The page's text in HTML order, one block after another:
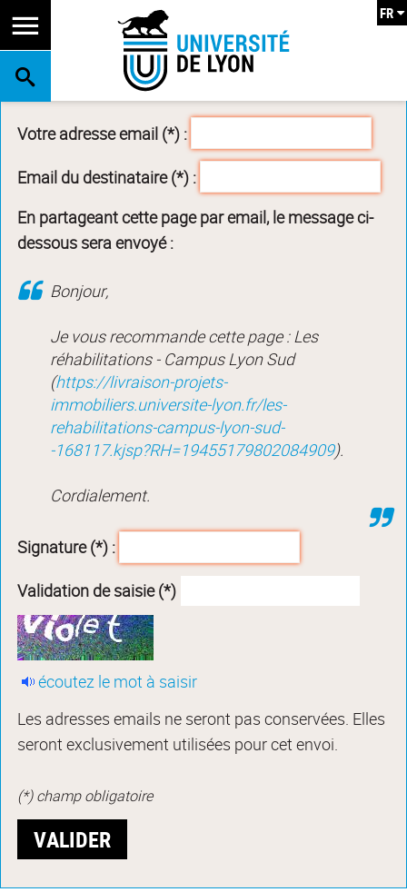
RECHERCHE
FR
Votre adresse email (*) :
Email du destinataire (*) :
En partageant cette page par email, le message ci-
dessous sera envoyé :
Bonjour,
Je vous recommande cette page : Les
réhabilitations - Campus Lyon Sud
(https://livraison-projets-
immobiliers.universite-lyon.fr/les-
rehabilitations-campus-lyon-sud-
-168117.kjsp?RH=19455179802084909).
Cordialement.
Signature (*) :
Validation de saisie (*)
écoutez le mot à saisir
Les adresses emails ne seront pas conservées. Elles
seront exclusivement utilisées pour cet envoi.
(*) champ obligatoire